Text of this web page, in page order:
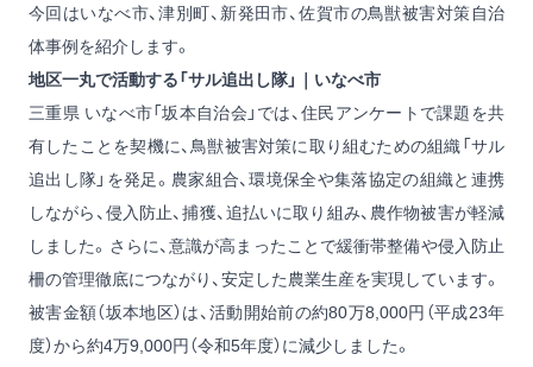
今回はいなべ市、津別町、新発田市、佐賀市の鳥獣被害対策自治
体事例を紹介します。
地区一丸で活動する「サル追出し隊」｜いなべ市
三重県 いなべ市「坂本自治会」では、住民アンケートで課題を共
有したことを契機に、鳥獣被害対策に取り組むための組織「サル
追出し隊」を発足。農家組合、環境保全や集落協定の組織と連携
しながら、侵入防止、捕獲、追払いに取り組み、農作物被害が軽減
しました。さらに、意識が高まったことで緩衝帯整備や侵入防止
柵の管理徹底につながり、安定した農業生産を実現しています。
被害金額（坂本地区）は、活動開始前の約80万8,000円（平成23年
度）から約4万9,000円（令和5年度）に減少しました。